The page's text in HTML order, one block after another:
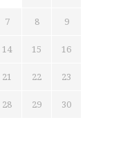
7 8 9
14 15 16
21 22 23
28 29 30